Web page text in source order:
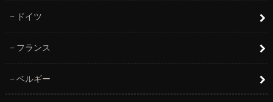
ドイツ
フランス
ベルギー